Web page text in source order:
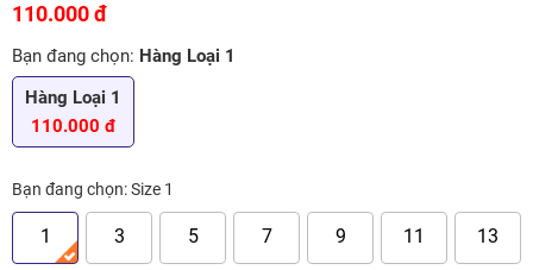
110.000 đ
Bạn đang chọn: Hàng Loại 1
Hàng Loại 1
110.000 đ
Bạn đang chọn:Size 1
1 3 5 7 9 11 13